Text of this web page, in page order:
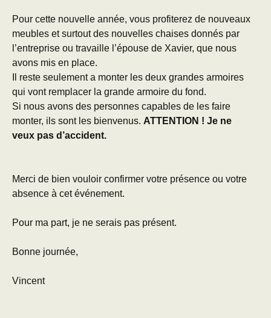
Pour cette nouvelle année, vous profiterez de nouveaux
meubles et surtout des nouvelles chaises donnés par
l’entreprise ou travaille l’épouse de Xavier, que nous
avons mis en place.
Il reste seulement a monter les deux grandes armoires
qui vont remplacer la grande armoire du fond.
Si nous avons des personnes capables de les faire
monter, ils sont les bienvenus. ATTENTION ! Je ne
veux pas d’accident.
Merci de bien vouloir confirmer votre présence ou votre
absence à cet événement.
Pour ma part, je ne serais pas présent.
Bonne journée,
Vincent